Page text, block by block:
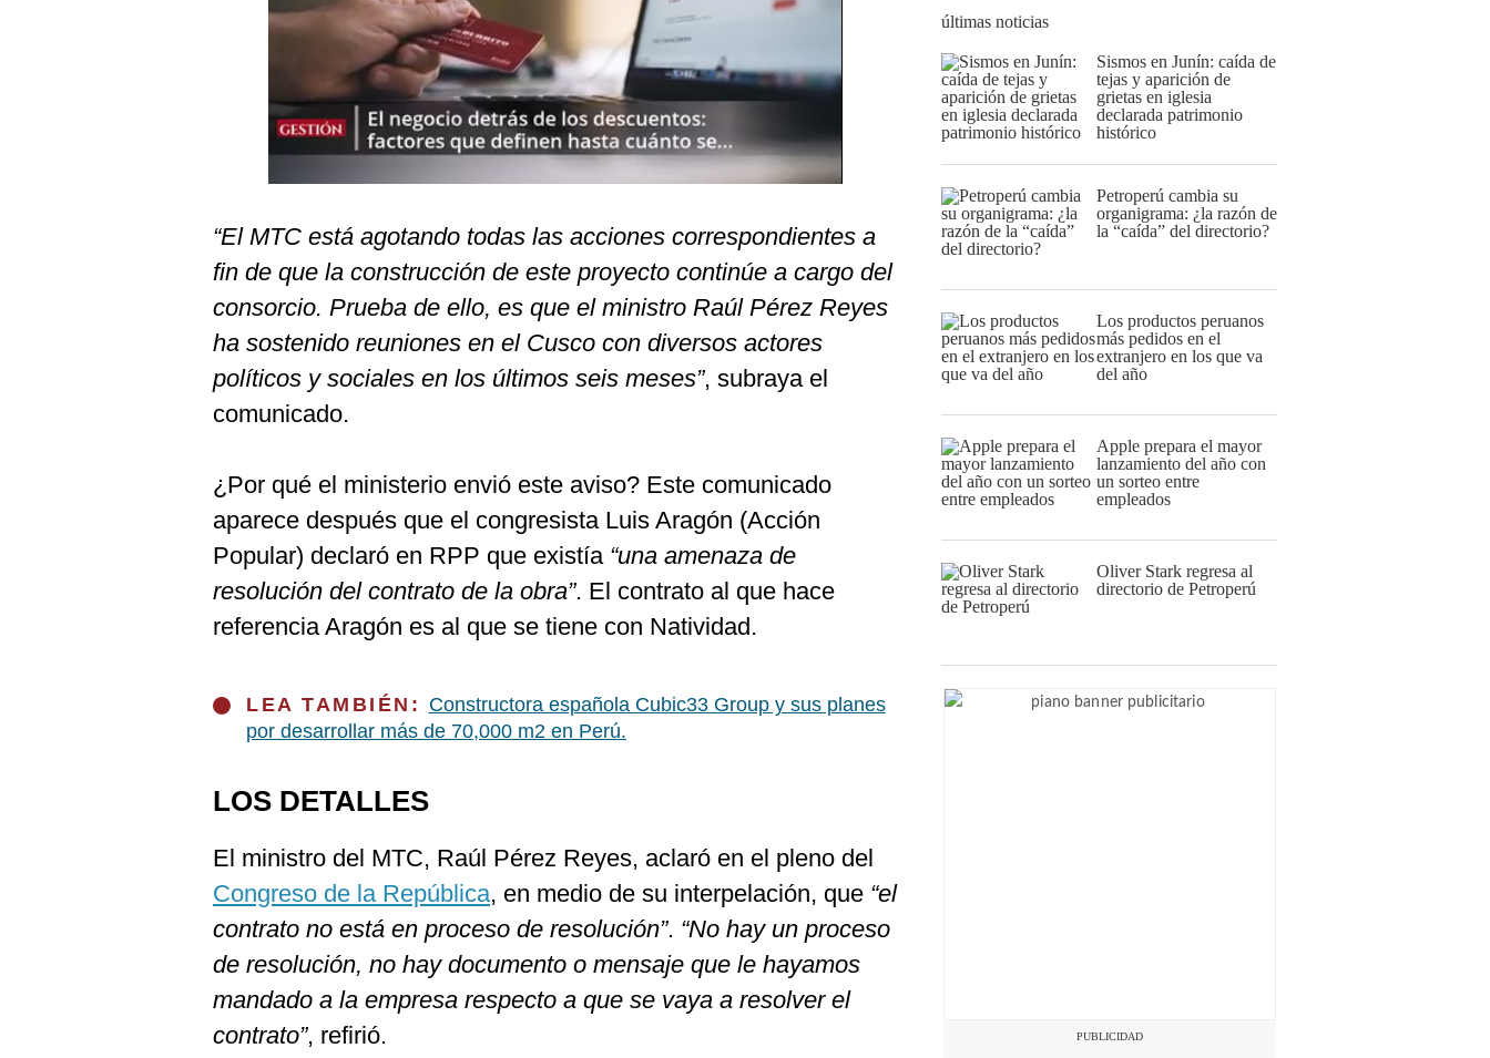
“El MTC está agotando todas las acciones correspondientes a
fin de que la construcción de este proyecto continúe a cargo del
consorcio. Prueba de ello, es que el ministro Raúl Pérez Reyes
ha sostenido reuniones en el Cusco con diversos actores
políticos y sociales en los últimos seis meses”, subraya el
comunicado.
¿Por qué el ministerio envió este aviso? Este comunicado
aparece después que el congresista Luis Aragón (Acción
Popular) declaró en RPP que existía “una amenaza de
resolución del contrato de la obra”. El contrato al que hace
referencia Aragón es al que se tiene con Natividad.
LEA TAMBIÉN: Constructora española Cubic33 Group y sus planes
por desarrollar más de 70,000 m2 en Perú.
LOS DETALLES
El ministro del MTC, Raúl Pérez Reyes, aclaró en el pleno del
Congreso de la República, en medio de su interpelación, que “el
contrato no está en proceso de resolución”. “No hay un proceso
de resolución, no hay documento o mensaje que le hayamos
mandado a la empresa respecto a que se vaya a resolver el
contrato”, refirió.
últimas noticias
Sismos en Junín: caída de
tejas y aparición de
grietas en iglesia
declarada patrimonio
histórico
Petroperú cambia su
organigrama: ¿la razón de
la “caída” del directorio?
Los productos peruanos
más pedidos en el
extranjero en los que va
del año
Apple prepara el mayor
lanzamiento del año con
un sorteo entre
empleados
Oliver Stark regresa al
directorio de Petroperú